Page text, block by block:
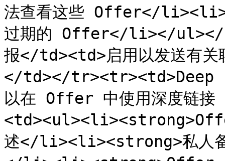
法查看这些 Offer</
过期的 Offer</li></ul></
报</td><td>启用以发送有
</td></tr><tr><td>Deep
以在 Offer 中使用深度链
述</li><li><strong>私人